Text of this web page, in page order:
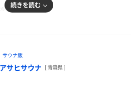
の爽やかな苦味とりんご酢の甘酸
チ。マッチでーす！黒柳さーん！
盛)
とだ…！でも出る時床も熱くて足の
き冷たさ。
じ💫
2セットで終了。
子もないですからね🙄
していざサ室。
…。サッカーやってたんですね。
段で蒸されるも、テレビを観てない
か勝手に罪悪感💧
たたまれなくなったので水風呂へ…
満員😅
続きを読む
サウナ飯
サヒサウナ [ 青森県 ]